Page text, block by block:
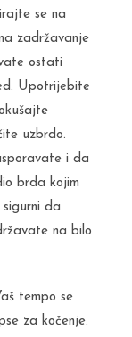
se na
zadržavanje
ostati
Upotrijebite
uzbrdo.
i da
brda kojim
da
na bilo
tempo se
za kočenje.